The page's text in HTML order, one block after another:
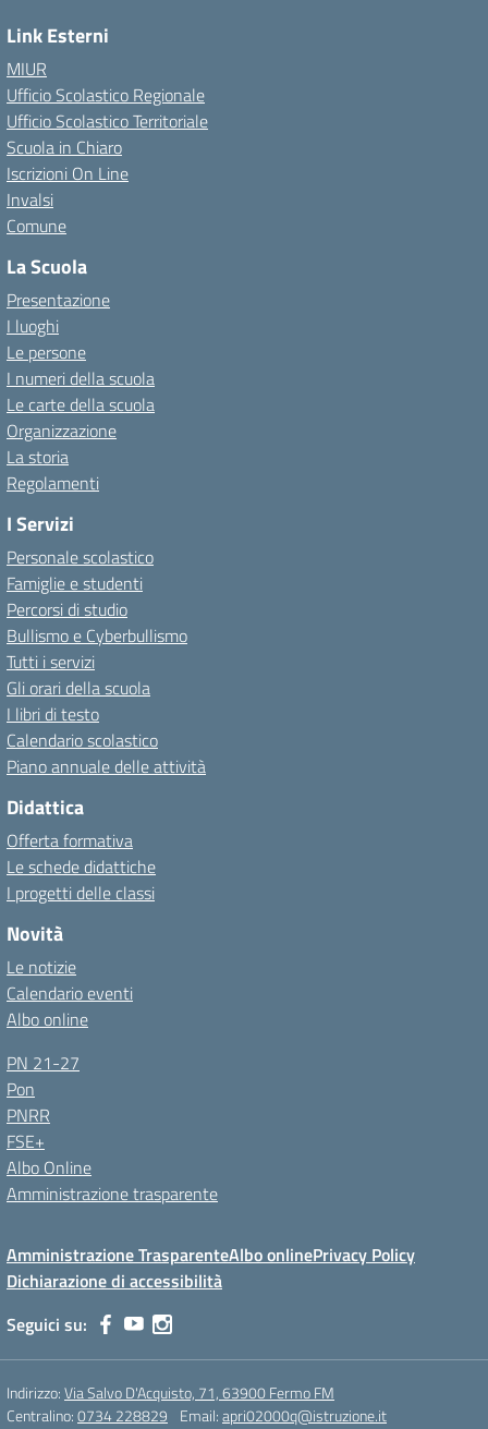
Link Esterni
MIUR
Ufficio Scolastico Regionale
Ufficio Scolastico Territoriale
Scuola in Chiaro
Iscrizioni On Line
Invalsi
Comune
La Scuola
Presentazione
I luoghi
Le persone
I numeri della scuola
Le carte della scuola
Organizzazione
La storia
Regolamenti
I Servizi
Personale scolastico
Famiglie e studenti
Percorsi di studio
Bullismo e Cyberbullismo
Tutti i servizi
Gli orari della scuola
I libri di testo
Calendario scolastico
Piano annuale delle attività
Didattica
Offerta formativa
Le schede didattiche
I progetti delle classi
Novità
Le notizie
Calendario eventi
Albo online
PN 21-27
Pon
PNRR
FSE+
Albo Online
Amministrazione trasparente
Amministrazione TrasparenteAlbo onlinePrivacy Policy
Dichiarazione di accessibilità
Seguici su:
Indirizzo:Via Salvo D'Acquisto, 71, 63900 Fermo FM
Centralino:0734 228829 Email:apri02000q@istruzione.it